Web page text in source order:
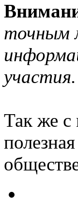
точным
участия.
Так же с